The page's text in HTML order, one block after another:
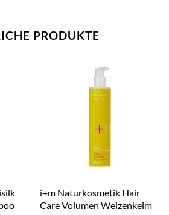
PRODUKTE
i+m Naturkosmetik Hair
Care Volumen Weizenkeim